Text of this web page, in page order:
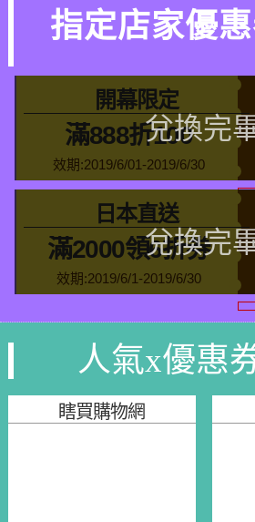
指定店家優
開幕限定
滿888折100
效期:2019/6/01-2019/6/30
日本直送
滿2000領6折券
效期:2019/6/1-2019/6/30
人氣x優惠
瞎買購物網